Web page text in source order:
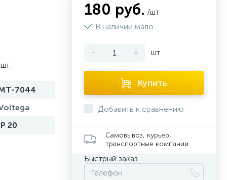
7044
20
180 руб. /шт
В наличии мало
- + шт
Купить
Добавить к сравнению
Самовывоз, курьер,
транспортные компании
Быстрый заказ